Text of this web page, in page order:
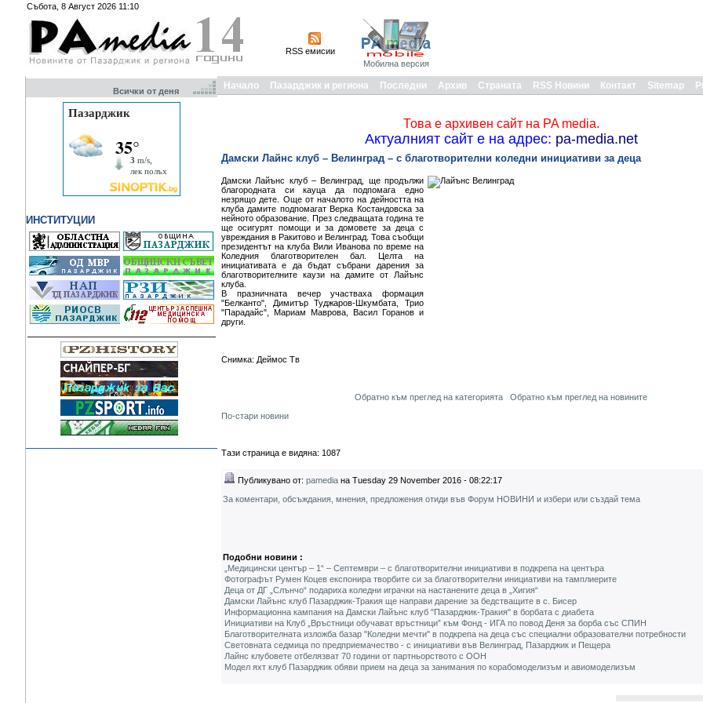
Събота, 8 Август 2026 11:10
RSS емисии
Мобилна версия
Всички от деня
ИНСТИТУЦИИ
Начало Пазарджик и региона Последни Архив Страната RSS Новини Контакт Sitemap
Това е архивен сайт на PA media.
Актуалният сайт е на адрес: pa-media.net
Дамски Лайнс клуб – Велинград – с благотворителни коледни инициативи за деца
Дамски Лайънс клуб – Вeлинград, ще продължи
благородната си кауца да подпомага едно
незрящо дете. Още от началото на дейността на
клуба дамите подпомагат Верка Костандовска за
нейното образование. През следващата година те
ще осигурят помощи и за домовете за деца с
увреждания в Ракитово и Велинград. Това съобщи
президентът на клуба Вили Иванова по време на
Коледния благотворителен бал. Целта на
инициативата е да бъдат събрани дарения за
благотворителните каузи на дамите от Лайънс
клуба.
В празничната вечер участваха формация
"Белканто", Димитър Туджаров-Шкумбата, Трио
"Парадайс", Мариам Маврова, Васил Горанов и
други.
Снимка: Деймос Тв
Обратно към преглед на категорията
Обратно към преглед на новините
По-стари новини
Тази страница е видяна: 1087
Публикувано от: pamedia на Tuesday 29 November 2016 - 08:22:17
За коментари, обсъждания, мнения, предложения отиди във Форум НОВИНИ и избери или създай тема
Подобни новини :
„Медицински център – 1“ – Септември – с благотворителни инициативи в подкрепа на центъра
Фотографът Румен Коцев експонира творбите си за благотворителни инициативи на тамплиерите
Деца от ДГ „Слънчо“ подариха коледни играчки на настанените деца в „Хигия“
Дамски Лайънс клуб Пазарджик-Тракия ще направи дарение за бедстващите в с. Бисер
Информационна кампания на Дамски Лайънс клуб "Пазарджик-Тракия" в борбата с диабета
Инициативи на Клуб „Връстници обучават връстници” към Фонд - ИГА по повод Деня за борба със СПИН
Благотворителната изложба базар "Коледни мечти" в подкрепа на деца със специални образователни потребности
Световната седмица по предприемачество - с инициативи във Велинград, Пазарджик и Пещера
Лайнс клубовете отбелязват 70 години от партньорството с ООН
Модел яхт клуб Пазарджик обяви прием на деца за занимания по корабомоделизъм и авиомоделизъм